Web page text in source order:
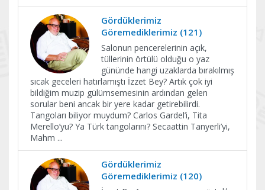
Gördüklerimiz
Göremediklerimiz (121)
Salonun pencerelerinin açık,
tüllerinin örtülü olduğu o yaz
gününde hangi uzaklarda bırakılmış
sıcak geceleri hatırlamıştı İzzet Bey? Artık çok iyi
bildiğim muzip gülümsemesinin ardından gelen
sorular beni ancak bir yere kadar getirebilirdi.
Tangoları biliyor muydum? Carlos Gardel’i, Tita
Merello’yu? Ya Türk tangolarını? Secaattin Tanyerli’yi,
Mahm ...
Gördüklerimiz
Göremediklerimiz (120)